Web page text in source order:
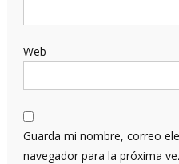
Web
Guarda mi nombre, correo
navegador para la próxima